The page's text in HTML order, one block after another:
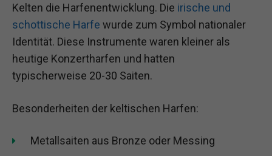
Kelten die Harfenentwicklung. Die irische und
schottische Harfe wurde zum Symbol nationaler
Identität. Diese Instrumente waren kleiner als
heutige Konzertharfen und hatten
typischerweise 20-30 Saiten.
Besonderheiten der keltischen Harfen:
Metallsaiten aus Bronze oder Messing